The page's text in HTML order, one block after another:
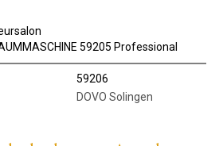
59205 Professional
59206
DOVO Solingen